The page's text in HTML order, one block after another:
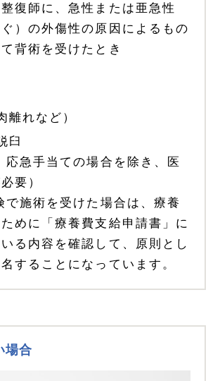
復師に、急性または亜急性
ぐ）の外傷性の原因によるもの
背術を受けたとき
離れなど）
臼
要）
めに「療養費支給申請書」に
る内容を確認して、原則とし
することになっています。
場合